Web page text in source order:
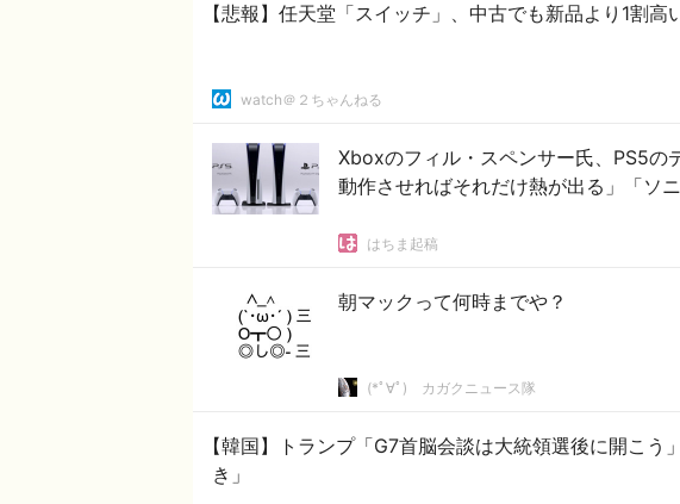
【悲報】任天堂「スイッチ」、中古でも新品より1割高
watch＠２ちゃんねる
Xboxのフィル・スペンサー氏、PS5の
動作させればそれだけ熱が出る」「ソ
はちま起稿
朝マックって何時までや？
(*ﾟ∀ﾟ)ゞカガクニュース隊
【韓国】トランプ「G7首脳会談は大統領選後に開こ
き」